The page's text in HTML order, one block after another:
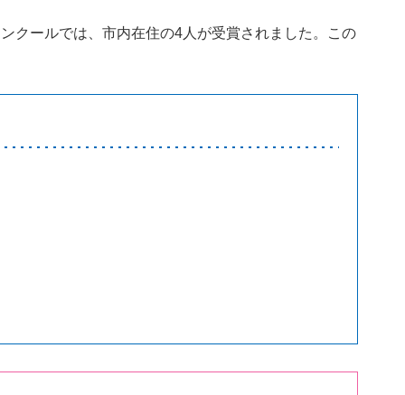
クールでは、市内在住の4人が受賞されました。この